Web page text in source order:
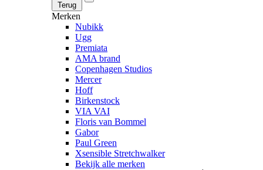
Terug
Merken
Nubikk
Ugg
Premiata
AMA brand
Copenhagen Studios
Mercer
Hoff
Birkenstock
VIA VAI
Floris van Bommel
Gabor
Paul Green
Xsensible Stretchwalker
Bekijk alle merken